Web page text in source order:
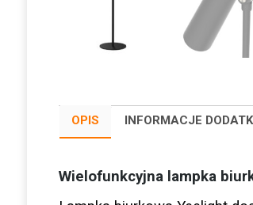
OPIS INFORMACJE
Wielofunkcyjna lampka